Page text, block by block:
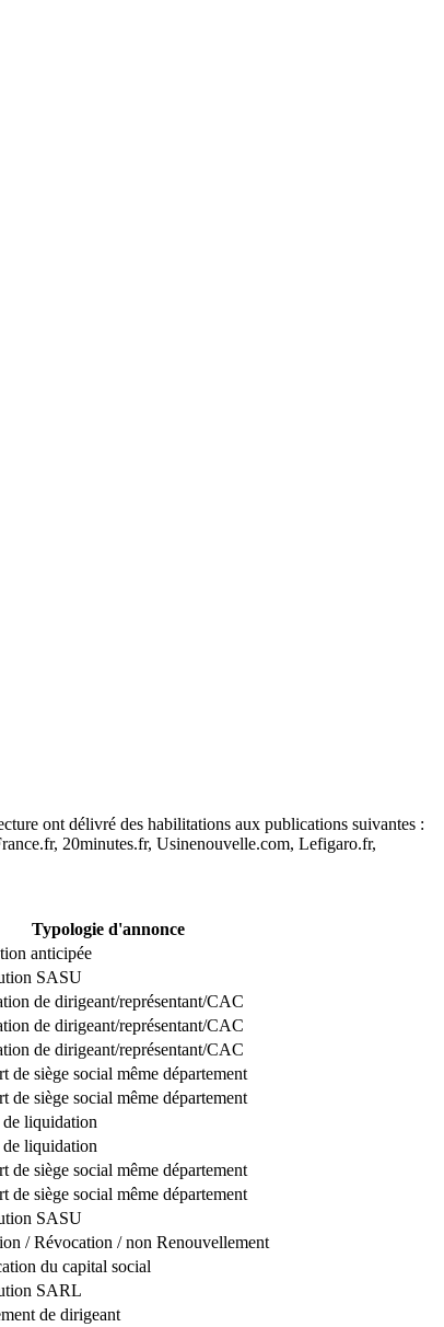
ont délivré des habilitations aux publications suivantes :
20minutes.fr, Usinenouvelle.com, Lefigaro.fr,
Typologie d'annonce
anticipée
SASU
de dirigeant/représentant/CAC
de dirigeant/représentant/CAC
de dirigeant/représentant/CAC
de siège social même département
de siège social même département
liquidation
liquidation
de siège social même département
de siège social même département
SASU
/ Révocation / non Renouvellement
du capital social
SARL
de dirigeant